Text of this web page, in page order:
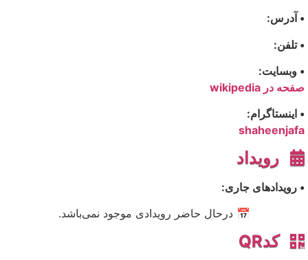
• آدرس:
• تلفن:
• وبسایت:
صفحه در wikipedia
• اینستاگرام:
shaheenjafa
رویداد
• رویدادهای جاری:
📅 درحال حاضر رویدادی موجود نمی‌باشد.
کدQR